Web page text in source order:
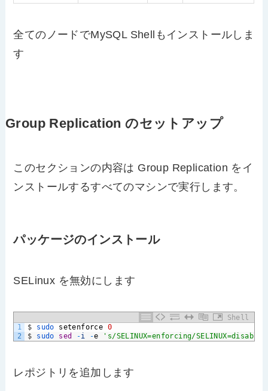
全てのノードでMySQL Shellもインストールしま
す
Group Replication のセットアップ
このセクションの内容は Group Replication をイ
ンストールするすべてのマシンで実行します。
パッケージのインストール
SELinux を無効にします
Shell
1
2
$ sudo setenforce 0
$
sudo sed -i -e 's/SELINUX=enforcing/
レポジトリを追加します